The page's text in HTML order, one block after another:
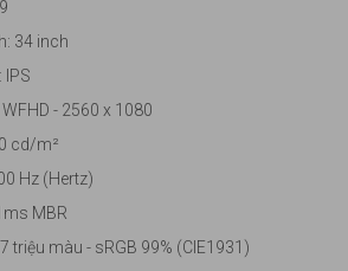
34 inch
IPS
- 2560 x 1080
cd/m²
Hz (Hertz)
MBR
triệu màu - sRGB 99% (CIE1931)